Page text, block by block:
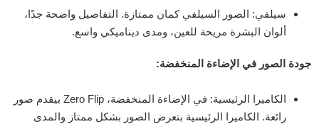
سيلفي: الصور السيلفي كمان ممتازة. التفاصيل واضحة جدًا،
ألوان البشرة مريحة للعين، ومدى ديناميكي واسع.
جودة الصور في الإضاءة المنخفضة:
الكاميرا الرئيسية: في الإضاءة المنخفضة، Zero Flip بيقدم صور
رائعة. الكاميرا الرئيسية بتعرض الصور بشكل ممتاز والمدى